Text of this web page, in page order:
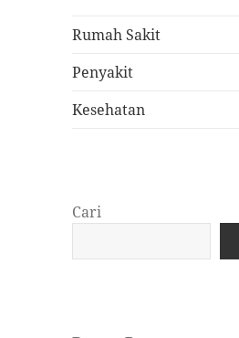
Rumah Sakit
Penyakit
Kesehatan
Cari